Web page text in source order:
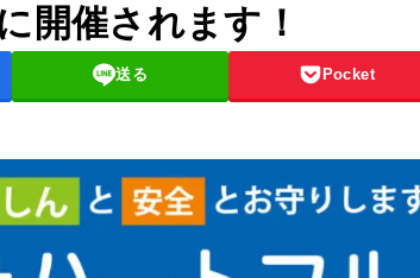
開催されます！
送る Pocket